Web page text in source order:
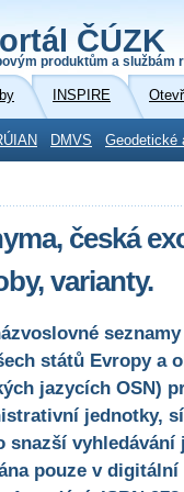
ČÚZK
produktům a službám
INSPIRE
DMVS Geodetické
česká
varianty.
států Evropy a
jazycích OSN)
jednotky,
pouze v